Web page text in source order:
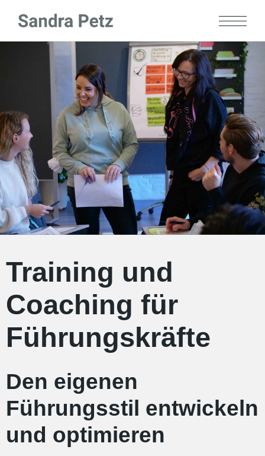
Training und
Coaching für
Führungskräfte
Den eigenen
Führungsstil entwickeln
und optimieren